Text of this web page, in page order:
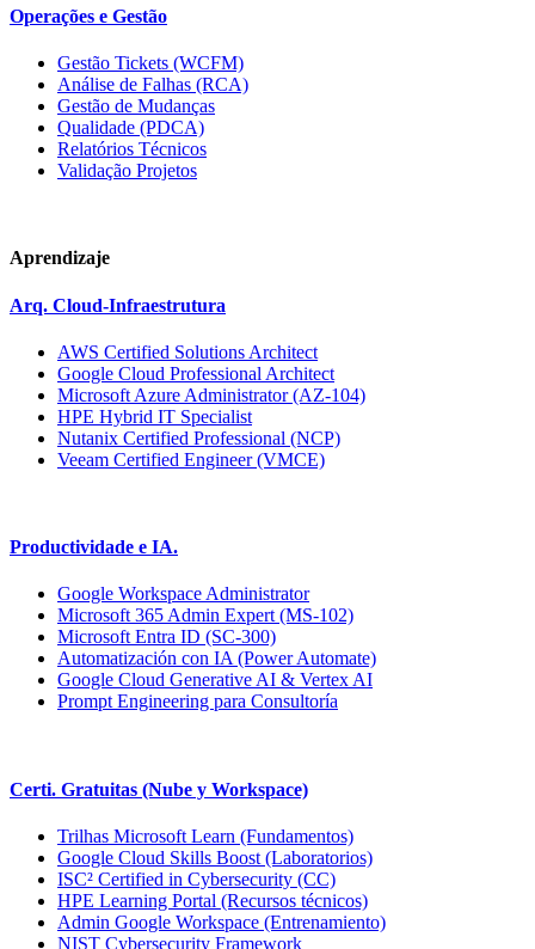
Operações e Gestão
Gestão Tickets (WCFM)
Análise de Falhas (RCA)
Gestão de Mudanças
Qualidade (PDCA)
Relatórios Técnicos
Validação Projetos
Aprendizaje
Arq. Cloud-Infraestrutura
AWS Certified Solutions Architect
Google Cloud Professional Architect
Microsoft Azure Administrator (AZ-104)
HPE Hybrid IT Specialist
Nutanix Certified Professional (NCP)
Veeam Certified Engineer (VMCE)
Productividade e IA.
Google Workspace Administrator
Microsoft 365 Admin Expert (MS-102)
Microsoft Entra ID (SC-300)
Automatización con IA (Power Automate)
Google Cloud Generative AI & Vertex AI
Prompt Engineering para Consultoría
Certi. Gratuitas (Nube y Workspace)
Trilhas Microsoft Learn (Fundamentos)
Google Cloud Skills Boost (Laboratorios)
ISC² Certified in Cybersecurity (CC)
HPE Learning Portal (Recursos técnicos)
Admin Google Workspace (Entrenamiento)
NIST Cybersecurity Framework